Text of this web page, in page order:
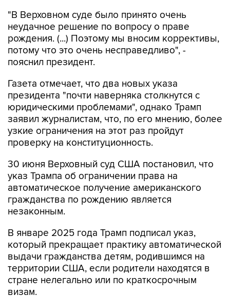
"В Верховном суде было принято очень
неудачное решение по вопросу о праве
рождения. (...) Поэтому мы вносим коррективы,
потому что это очень несправедливо", -
пояснил президент.
Газета отмечает, что два новых указа
президента "почти наверняка столкнутся с
юридическими проблемами", однако Трамп
заявил журналистам, что, по его мнению, более
узкие ограничения на этот раз пройдут
проверку на конституционность.
30 июня Верховный суд США постановил, что
указ Трампа об ограничении права на
автоматическое получение американского
гражданства по рождению является
незаконным.
В январе 2025 года Трамп подписал указ,
который прекращает практику автоматической
выдачи гражданства детям, родившимся на
территории США, если родители находятся в
стране нелегально или по краткосрочным
визам.